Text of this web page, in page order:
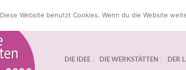
DIE IDEE DIE WERKSTÄTTEN DER
Diese Website benutzt Cookies. Wenn du die Website